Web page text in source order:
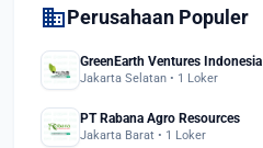
domainPerusahaan Populer
GreenEarth Ventures Indonesia
Jakarta Selatan • 1 Loker
PT Rabana Agro Resources
Jakarta Barat • 1 Loker